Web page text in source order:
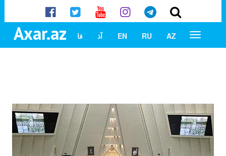
Axar.az AZ
RU
EN آذ فا